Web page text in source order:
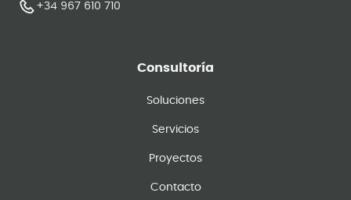
+34 967 610 710
Consultoría
Soluciones
Servicios
Proyectos
Contacto